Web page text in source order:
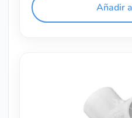
Añadir